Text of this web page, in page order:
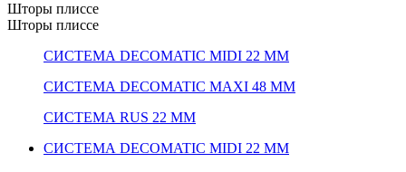
Шторы плиссе
Шторы плиссе
СИСТЕМА DECOMATIC MIDI 22 ММ
СИСТЕМА DECOMATIC MAXI 48 ММ
СИСТЕМА RUS 22 ММ
СИСТЕМА DECOMATIC MIDI 22 ММ